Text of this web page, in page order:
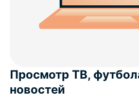
ExpressVPN в других странах
Просмотр ТВ,
новостей